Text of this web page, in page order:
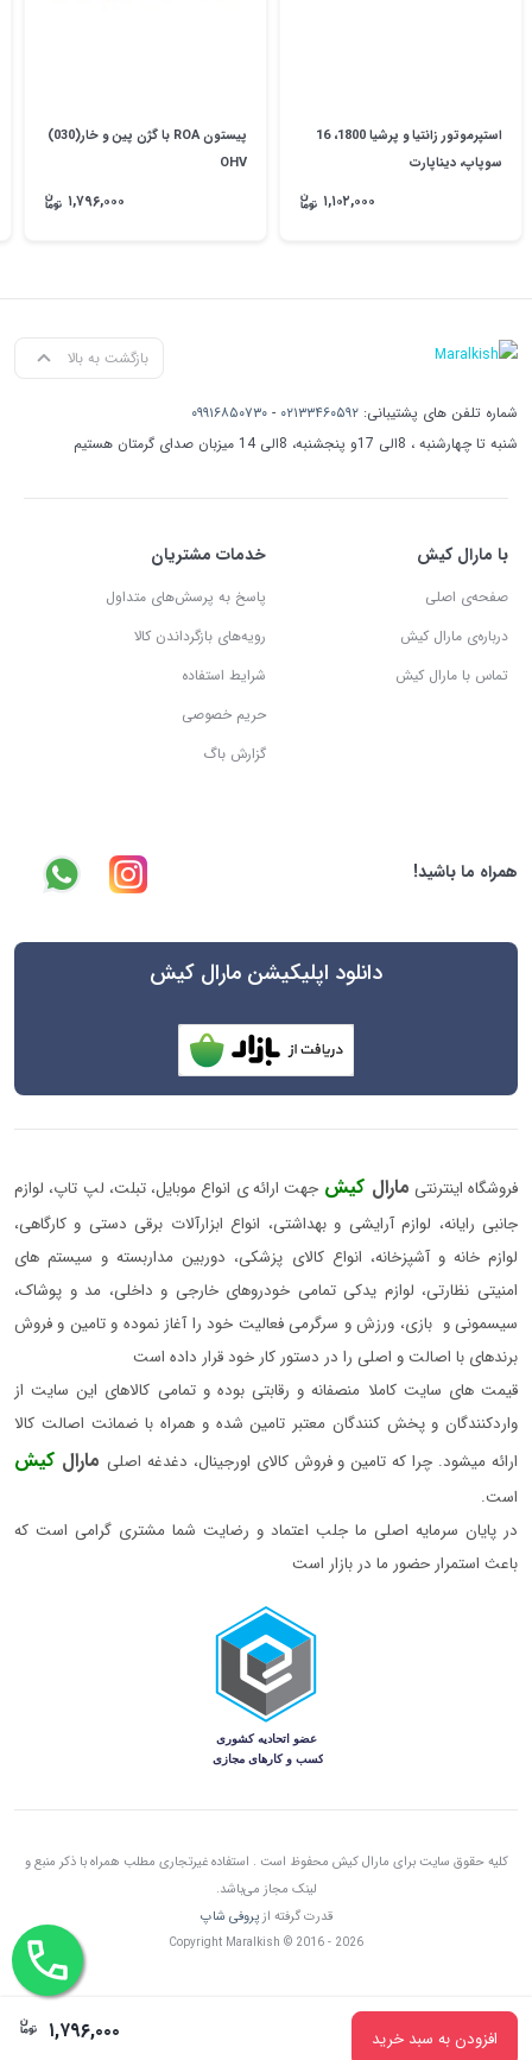
استپرموتور زانتیا و پرشیا 1800، 16
سوپاپ، دیناپارت
۱,۱۰۲,۰۰۰
پیستون ROA با گژن پین و خار(030)
OHV
۱,۷۹۶,۰۰۰
افزودن به سبد خرید ۱,۷۹۶,۰۰۰
بازگشت به بالا
شماره تلفن های پشتیبانی: ۰۲۱۳۳۴۶۰۵۹۲ - ۰۹۹۱۶۸۵۰۷۳۰
شنبه تا چهارشنبه ، 8الی 17و پنجشنبه، 8الی 14 میزبان صدای گرمتان هستیم
با مارال کیش
صفحه‌ی اصلی
درباره‌ی مارال کیش
تماس با مارال کیش
خدمات مشتریان
پاسخ به پرسش‌های متداول
رویه‌های بازگرداندن کالا
شرایط استفاده
حریم خصوصی
گزارش باگ
همراه ما باشید!
دانلود اپلیکیشن مارال کیش
فروشگاه اینترنتی مارال کیش جهت ارائه ی انواع موبایل، تبلت، لپ تاپ، لوازم
جانبی رایانه، لوازم آرایشی و بهداشتی، انواع ابزارآلات برقی دستی و کارگاهی،
لوازم خانه و آشپزخانه، انواع کالای پزشکی، دوربین مداربسته و سیستم های
امنیتی نظارتی، لوازم یدکی تمامی خودروهای خارجی و داخلی، مد و پوشاک،
سیسمونی و بازی، ورزش و سرگرمی فعالیت خود را آغاز نموده و تامین و فروش
برندهای با اصالت و اصلی را در دستور کار خود قرار داده است
قیمت های سایت کاملا منصفانه و رقابتی بوده و تمامی کالاهای این سایت از
واردکنندگان و پخش کنندگان معتبر تامین شده و همراه با ضمانت اصالت کالا
ارائه میشود. چرا که تامین و فروش کالای اورجینال، دغدغه اصلی مارال کیش
است.
در پایان سرمایه اصلی ما جلب اعتماد و رضایت شما مشتری گرامی است که
باعث استمرار حضور ما در بازار است
کلیه حقوق سایت برای مارال کیش محفوظ است . استفاده غیرتجاری مطلب همراه با ذکر منبع و
لینک مجاز می‌باشد.
قدرت گرفته ازپروفی شاپ
Copyright Maralkish © 2016 - 2026